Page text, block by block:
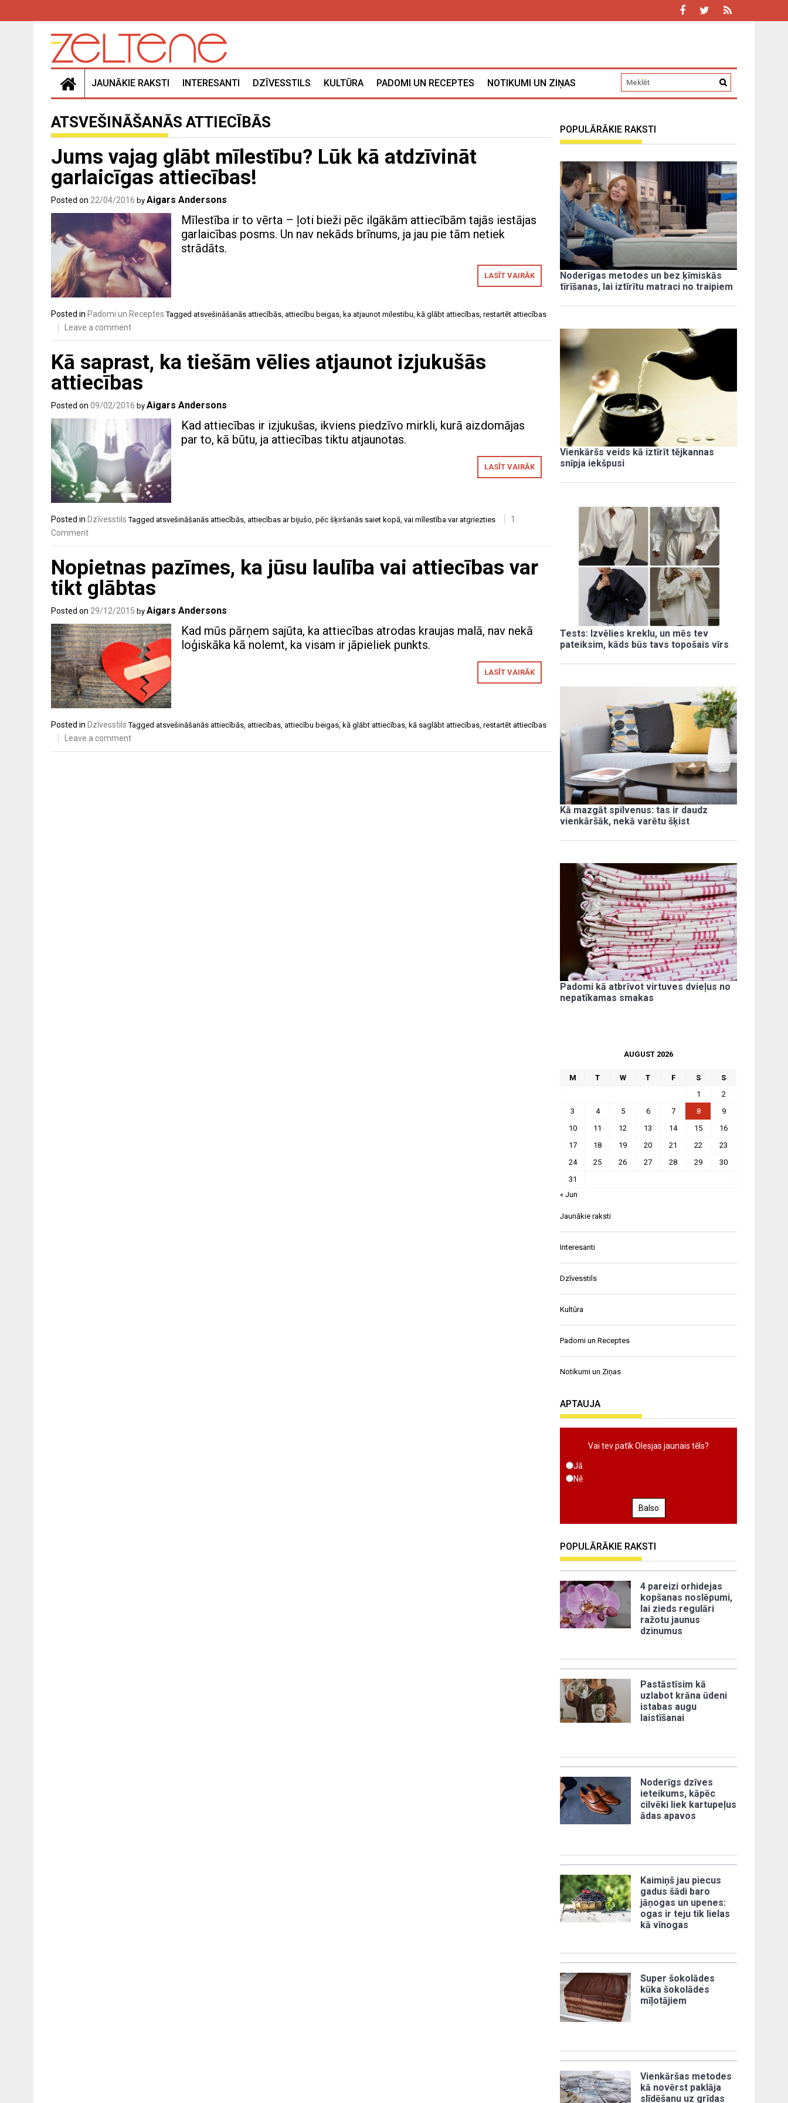
JAUNĀKIE RAKSTI INTERESANTI DZĪVESSTILS KULTŪRA PADOMI UN RECEPTES NOTIKUMI UN ZIŅAS
ATSVEŠINĀŠANĀS ATTIECĪBĀS
Jums vajag glābt mīlestību? Lūk kā atdzīvināt
garlaicīgas attiecības!
Posted on 22/04/2016 by Aigars Andersons
Mīlestība ir to vērta – ļoti bieži pēc ilgākām attiecībām tajās iestājas
garlaicības posms. Un nav nekāds brīnums, ja jau pie tām netiek
strādāts.
LASĪT VAIRĀK
Posted in Padomi un Receptes Tagged atsvešināšanās attiecībās attiecību beigas ka atjaunot milestibu kā glābt attiecības restartēt attiecības
Leave a comment
Kā saprast, ka tiešām vēlies atjaunot izjukušās
attiecības
Posted on 09/02/2016 by Aigars Andersons
Kad attiecības ir izjukušas, ikviens piedzīvo mirkli, kurā aizdomājas
par to, kā būtu, ja attiecības tiktu atjaunotas.
LASĪT VAIRĀK
Posted in Dzīvesstils Tagged atsvešināšanās attiecībās attiecības ar bijušo pēc šķiršanās saiet kopā vai mīlestība var atgriezties
1
Comment
Nopietnas pazīmes, ka jūsu laulība vai attiecības var
tikt glābtas
Posted on 29/12/2015 by Aigars Andersons
Kad mūs pārņem sajūta, ka attiecības atrodas kraujas malā, nav nekā
loģiskāka kā nolemt, ka visam ir jāpieliek punkts.
LASĪT VAIRĀK
Posted in Dzīvesstils Tagged atsvešināšanās attiecībās attiecības attiecību beigas kā glābt attiecības kā saglābt attiecības restartēt attiecības
Leave a comment
POPULĀRĀKIE RAKSTI
Noderīgas metodes un bez ķīmiskās
tīrīšanas, lai iztīrītu matraci no traipiem
Vienkāršs veids kā iztīrīt tējkannas
snīpja iekšpusi
Tests: Izvēlies kreklu, un mēs tev
pateiksim, kāds būs tavs topošais vīrs
Kā mazgāt spilvenus: tas ir daudz
vienkāršāk, nekā varētu šķist
Padomi kā atbrīvot virtuves dvieļus no
nepatīkamas smakas
AUGUST 2026
M T W T F S
S
1
2
3
4 5 6 7 8
9
10
11 12 13 14 15
16
17
18 19 20 21 22
23
24
25 26 27 28 29
30
31
« Jun
Jaunākie raksti
Interesanti
Dzīvesstils
Kultūra
Padomi un Receptes
Notikumi un Ziņas
APTAUJA
Vai tev patīk Olesjas jaunais tēls?
Jā
Nē
Balso
POPULĀRĀKIE RAKSTI
4 pareizi orhidejas
kopšanas noslēpumi,
lai zieds regulāri
ražotu jaunus
dzinumus
Pastāstīsim kā
uzlabot krāna ūdeni
istabas augu
laistīšanai
Noderīgs dzīves
ieteikums, kāpēc
cilvēki liek kartupeļus
ādas apavos
Kaimiņš jau piecus
gadus šādi baro
jāņogas un upenes:
ogas ir teju tik lielas
kā vīnogas
Super šokolādes
kūka šokolādes
mīļotājiem
Vienkāršas metodes
kā novērst paklāja
slīdēšanu uz grīdas